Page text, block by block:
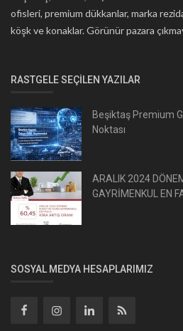
ofisleri, premium dükkanlar, marka
köşk ve konaklar. Görünür pazara
RASTGELE SEÇILEN YAZILAR
Beşiktaş Premium
Noktası
ARALIK 2024
GAYRİMENKUL EN
SOSYAL MEDYA HESAPLARIMIZ